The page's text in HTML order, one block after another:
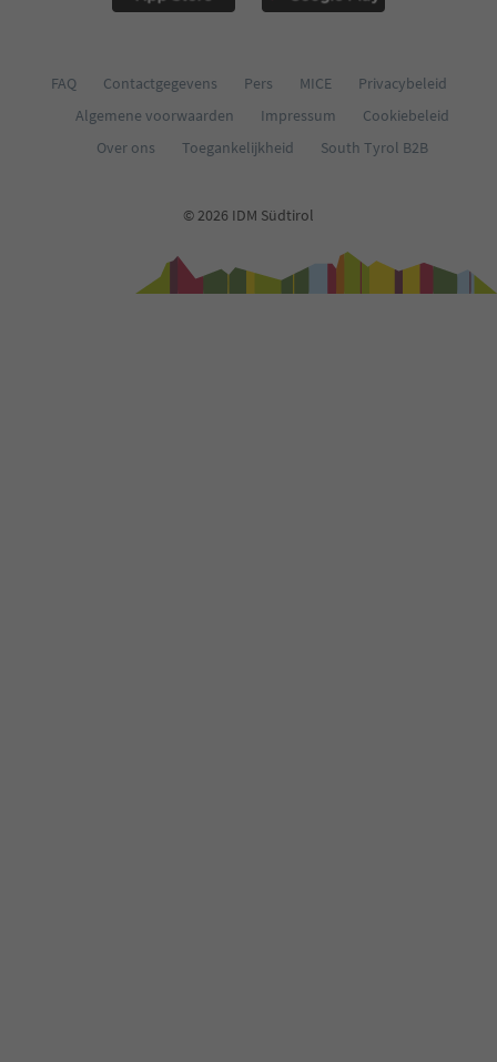
FAQ Contactgegevens Pers MICE
Privacybeleid
Algemene voorwaarden
Impressum
Cookiebeleid
Over ons
Toegankelijkheid South Tyrol B2B
© 2026 IDM Südtirol